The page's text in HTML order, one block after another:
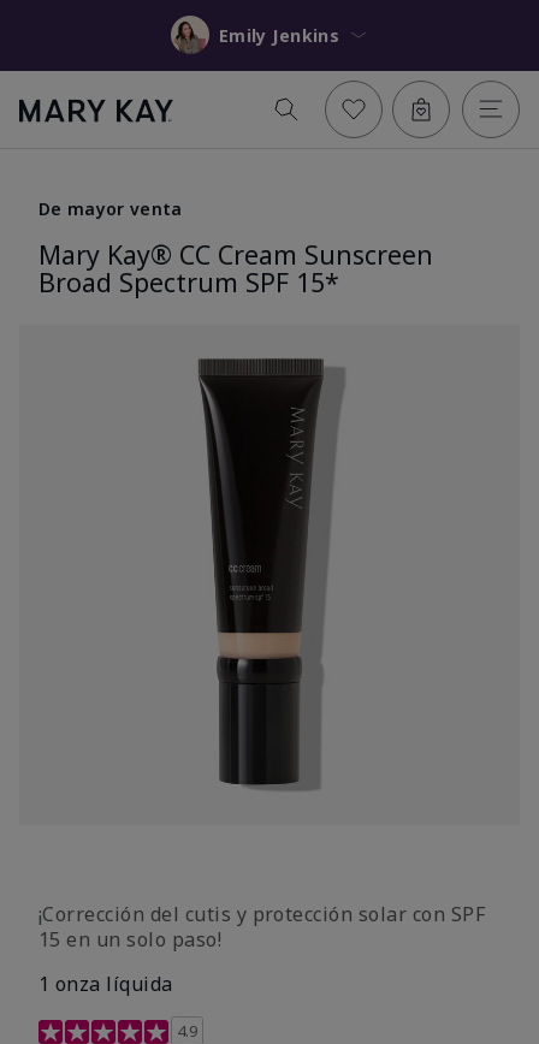
Emily Jenkins
De mayor venta
Mary Kay® CC Cream Sunscreen
Broad Spectrum SPF 15*
¡Corrección del cutis y protección solar con SPF
15 en un solo paso!
1 onza líquida
Calificación de clientes de 3,7 de 5
4.9